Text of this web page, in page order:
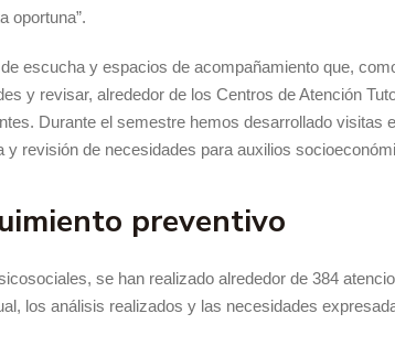
oportuna”.
escucha y espacios de acompañamiento que,
y revisar, alrededor de los Centros de Atención
Durante el semestre hemos desarrollado visitas
revisión de necesidades para auxilios
preventivo
se han realizado alrededor de 384
los análisis realizados y las necesidades